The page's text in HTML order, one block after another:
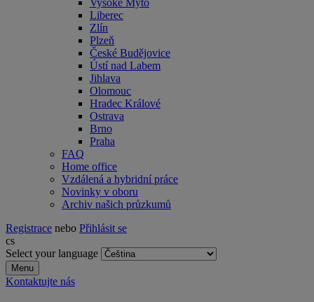
Vysoké Mýto
Liberec
Zlín
Plzeň
České Budějovice
Ústí nad Labem
Jihlava
Olomouc
Hradec Králové
Ostrava
Brno
Praha
FAQ
Home office
Vzdálená a hybridní práce
Novinky v oboru
Archiv našich průzkumů
Registrace nebo Přihlásit se
cs
Select your language
Menu
Kontaktujte nás